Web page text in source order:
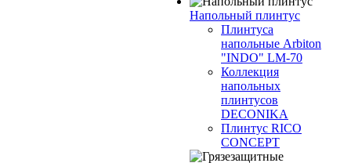
Напольный плинтус
Плинтуса
напольные Arbiton
"INDO" LM-70
Коллекция
напольных
плинтусов
DECONIKA
Плинтус RICO
CONCEPT